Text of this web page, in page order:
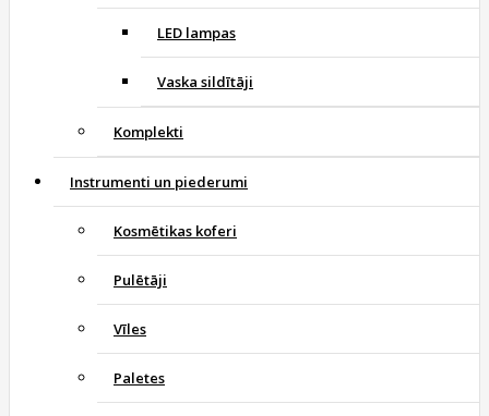
LED lampas
Vaska sildītāji
Komplekti
Instrumenti un piederumi
Kosmētikas koferi
Pulētāji
Vīles
Paletes